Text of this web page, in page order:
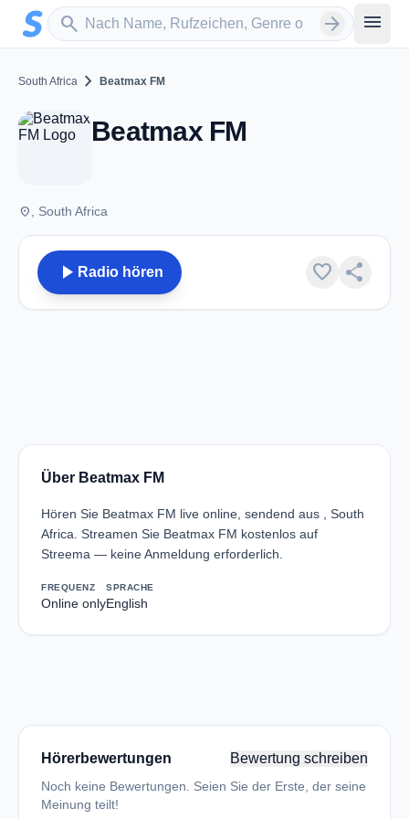
Zum Hauptinhalt springen
search
Sender suchen arrow_forward menu
South Africa chevron_right Beatmax FM
Beatmax FM
place , South Africa
play_arrow Radio hören favorite share
Über Beatmax FM
Hören Sie Beatmax FM live online, sendend aus , South
Africa. Streamen Sie Beatmax FM kostenlos auf
Streema — keine Anmeldung erforderlich.
FREQUENZ
Online only
SPRACHE
English
Hörerbewertungen Bewertung schreiben
Noch keine Bewertungen. Seien Sie der Erste, der seine
Meinung teilt!